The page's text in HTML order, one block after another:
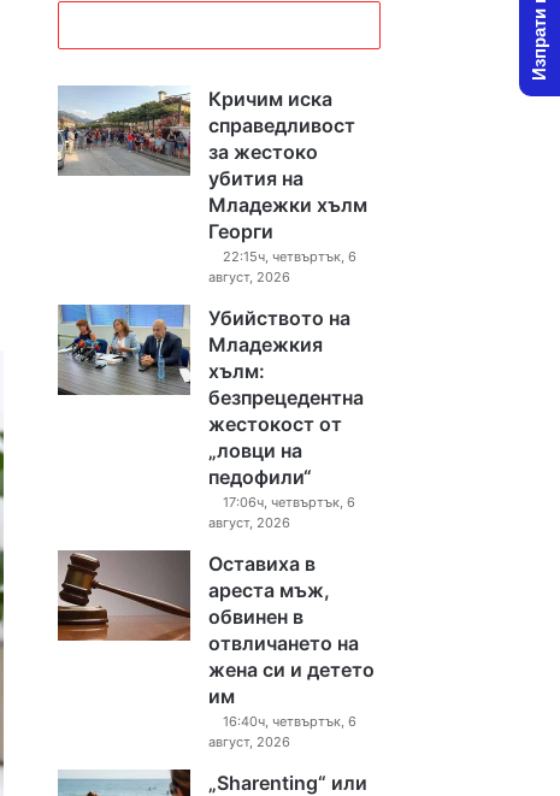
Кричим иска
справедливост
за жестоко
убития на
Младежки хълм
Георги
22:15ч, четвъртък, 6
август, 2026
Убийството на
Младежкия
хълм:
безпрецедентна
жестокост от
„ловци на
педофили“
17:06ч, четвъртък, 6
август, 2026
Оставиха в
ареста мъж,
обвинен в
отвличането на
жена си и детето
им
16:40ч, четвъртък, 6
август, 2026
„Sharenting“ или